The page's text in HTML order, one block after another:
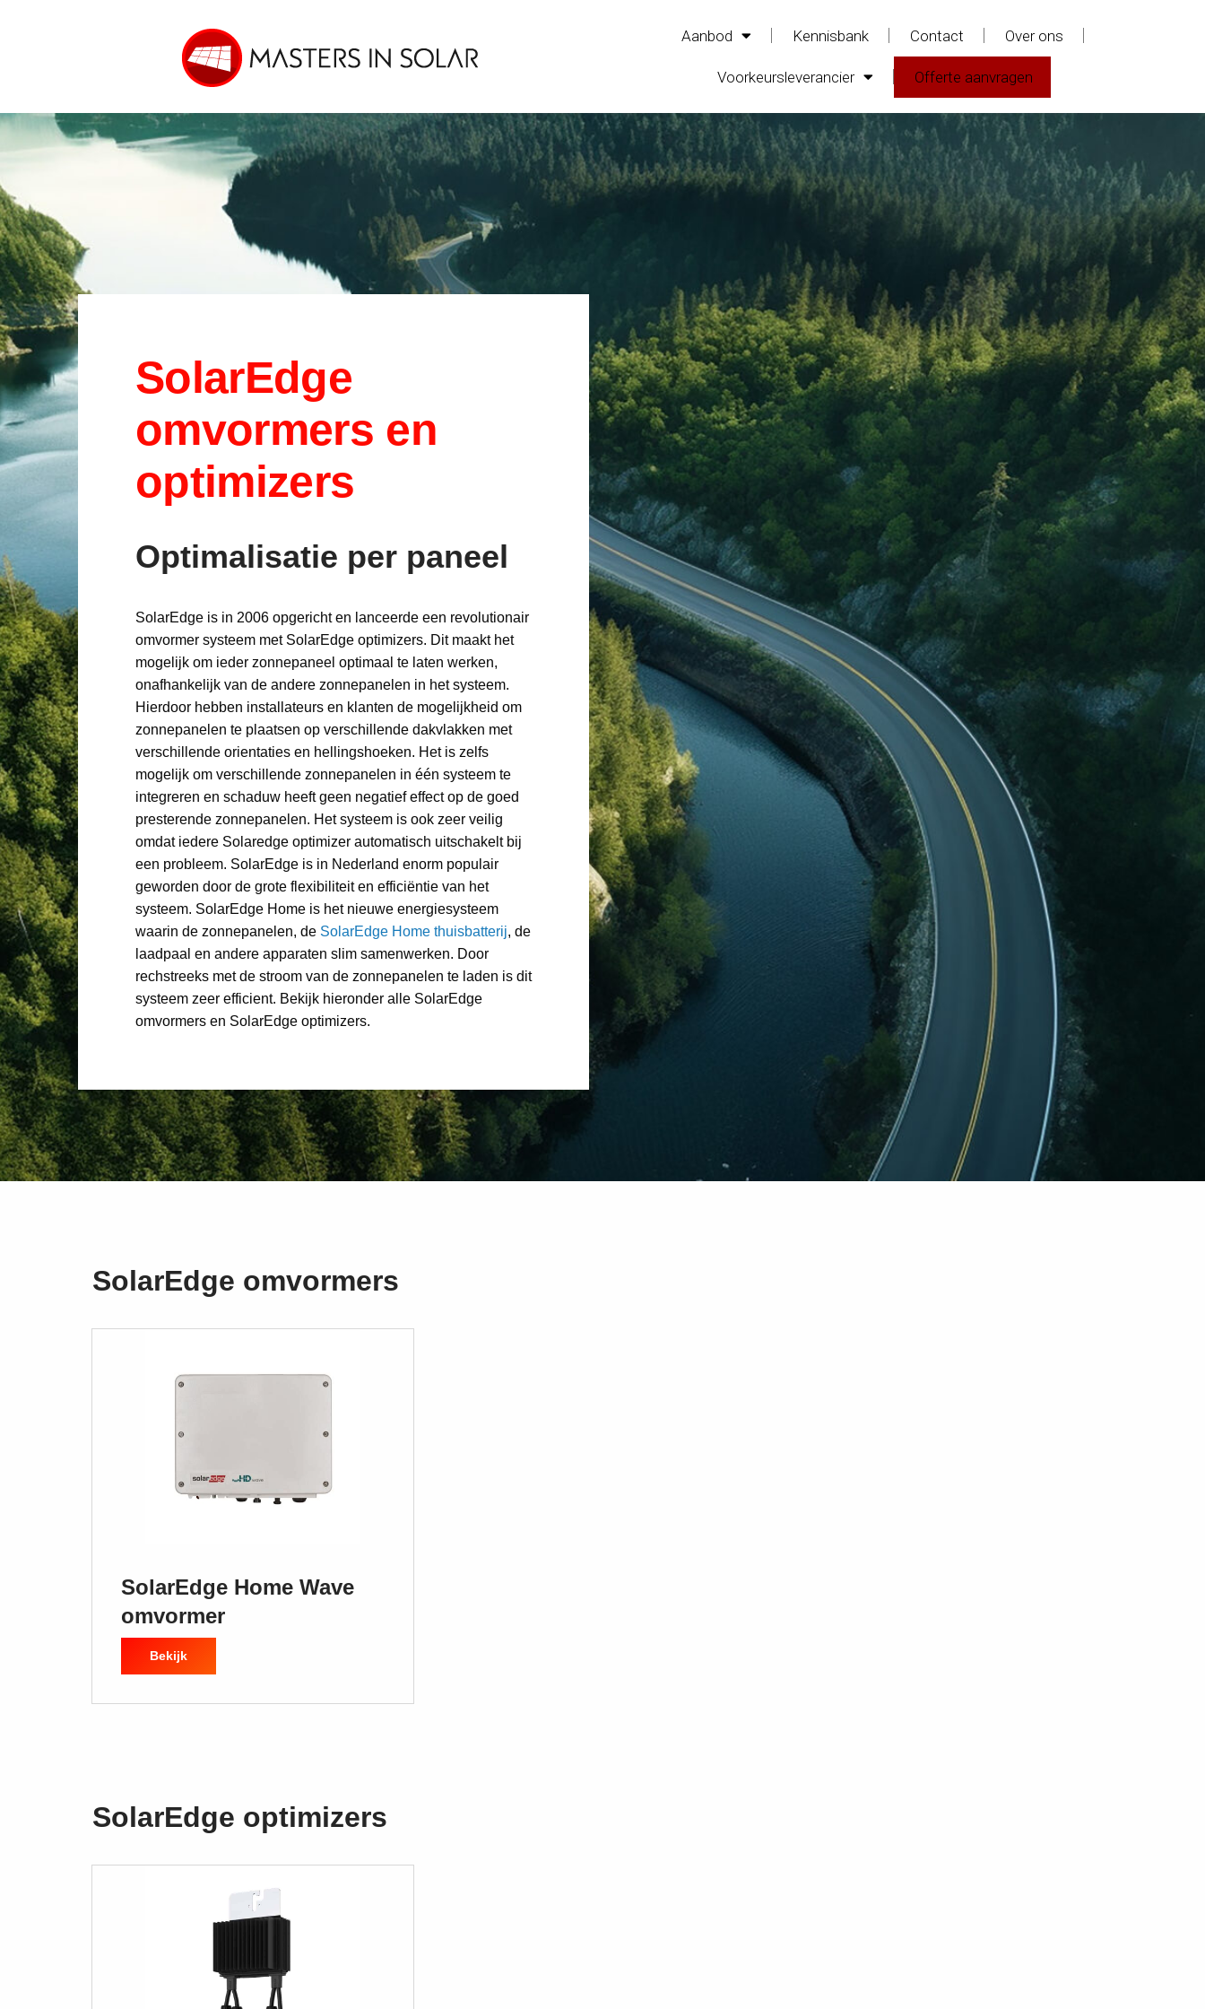
Aanbod Kennisbank Contact Over ons
Voorkeursleverancier Offerte aanvragen
SolarEdge
omvormers en
optimizers
Optimalisatie per paneel
SolarEdge is in 2006 opgericht en lanceerde een revolutionair
omvormer systeem met SolarEdge optimizers. Dit maakt het
mogelijk om ieder zonnepaneel optimaal te laten werken,
onafhankelijk van de andere zonnepanelen in het systeem.
Hierdoor hebben installateurs en klanten de mogelijkheid om
zonnepanelen te plaatsen op verschillende dakvlakken met
verschillende orientaties en hellingshoeken. Het is zelfs
mogelijk om verschillende zonnepanelen in één systeem te
integreren en schaduw heeft geen negatief effect op de goed
presterende zonnepanelen. Het systeem is ook zeer veilig
omdat iedere Solaredge optimizer automatisch uitschakelt bij
een probleem. SolarEdge is in Nederland enorm populair
geworden door de grote flexibiliteit en efficiëntie van het
systeem. SolarEdge Home is het nieuwe energiesysteem
waarin de zonnepanelen, de SolarEdge Home thuisbatterij, de
laadpaal en andere apparaten slim samenwerken. Door
rechstreeks met de stroom van de zonnepanelen te laden is dit
systeem zeer efficient. Bekijk hieronder alle SolarEdge
omvormers en SolarEdge optimizers.
SolarEdge omvormers
SolarEdge Home Wave
omvormer
Bekijk
SolarEdge optimizers